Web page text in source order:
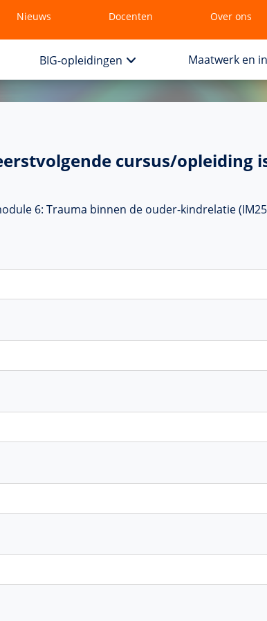
Nieuws Docenten Over ons
BIG-opleidingen Maatwerk en
cursus/opleiding
6: Trauma binnen de ouder-kindrelatie